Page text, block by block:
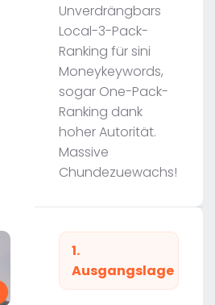
Unverdrängbars
Local-3-Pack-
Ranking für sini
Moneykeywords,
sogar One-Pack-
Ranking dank
hoher Autorität.
Massive
Chundezuewachs!
1.
Ausgangslage